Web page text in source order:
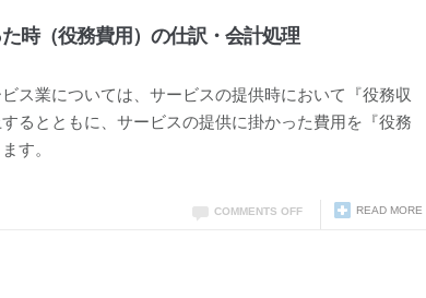
時（役務費用）の仕訳・会計処理
ス業については、サービスの提供時において『役務収
るとともに、サービスの提供に掛かった費用を『役務
す。
READ MORE
COMMENTS OFF